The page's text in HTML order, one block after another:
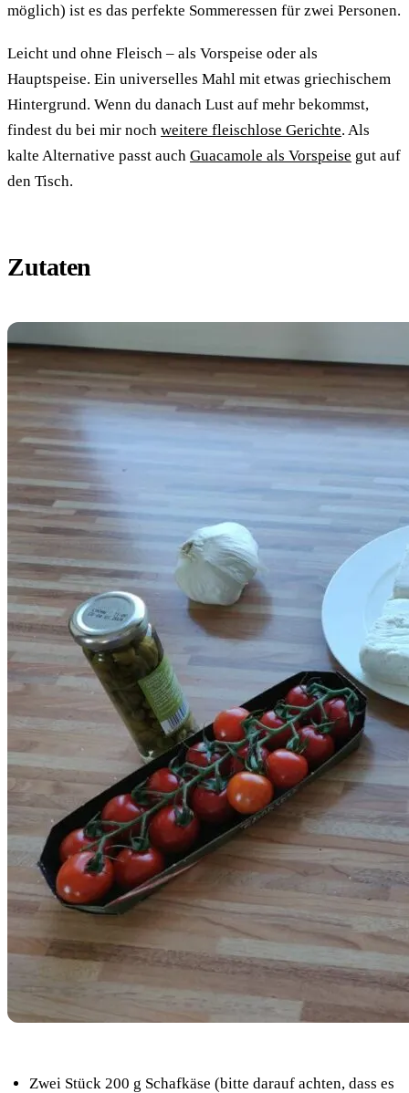
möglich) ist es das perfekte Sommeressen für zwei Personen.
Leicht und ohne Fleisch – als Vorspeise oder als
Hauptspeise. Ein universelles Mahl mit etwas griechischem
Hintergrund. Wenn du danach Lust auf mehr bekommst,
findest du bei mir noch weitere fleischlose Gerichte. Als
kalte Alternative passt auch Guacamole als Vorspeise gut auf
den Tisch.
Zutaten
Zwei Stück 200 g Schafkäse (bitte darauf achten, dass es